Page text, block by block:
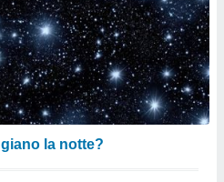
la notte?